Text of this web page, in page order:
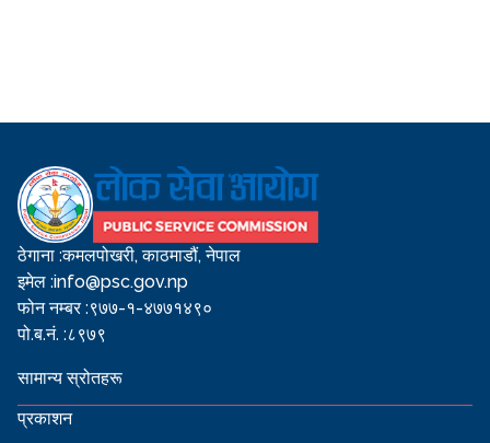
ठेगाना :कमलपोखरी, काठमाडौं, नेपाल
इमेल :info@psc.gov.np
फोन नम्बर :९७७-१-४७७१४९०
पो.ब.नं. :८९७९
सामान्य स्रोतहरू
प्रकाशन